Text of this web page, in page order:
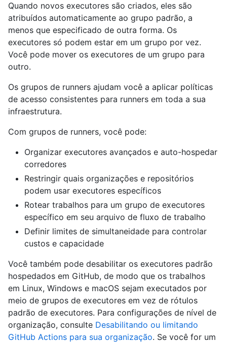
Quando novos executores são criados, eles são
atribuídos automaticamente ao grupo padrão, a
menos que especificado de outra forma. Os
executores só podem estar em um grupo por vez.
Você pode mover os executores de um grupo para
outro.
Os grupos de runners ajudam você a aplicar políticas
de acesso consistentes para runners em toda a sua
infraestrutura.
Com grupos de runners, você pode:
Organizar executores avançados e auto-hospedar
corredores
Restringir quais organizações e repositórios
podem usar executores específicos
Rotear trabalhos para um grupo de executores
específico em seu arquivo de fluxo de trabalho
Definir limites de simultaneidade para controlar
custos e capacidade
Você também pode desabilitar os executores padrão
hospedados em GitHub, de modo que os trabalhos
em Linux, Windows e macOS sejam executados por
meio de grupos de executores em vez de rótulos
padrão de executores. Para configurações de nível de
organização, consulte Desabilitando ou limitando
GitHub Actions para sua organização. Se você for um